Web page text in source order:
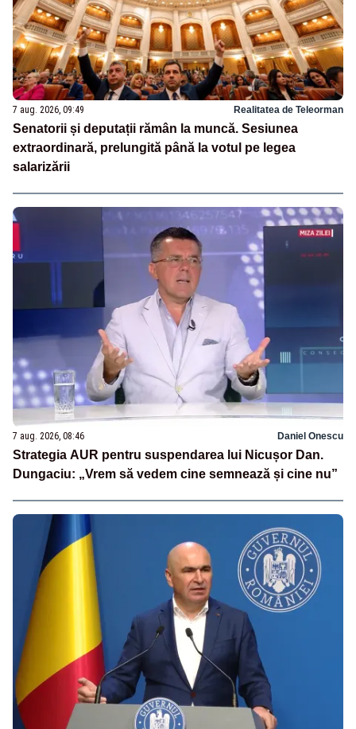
7 aug. 2026, 09:49 Realitatea de Teleorman
Senatorii și deputații rămân la muncă. Sesiunea
extraordinară, prelungită până la votul pe legea
salarizării
7 aug. 2026, 08:46 Daniel Onescu
Strategia AUR pentru suspendarea lui Nicușor Dan.
Dungaciu: „Vrem să vedem cine semnează și cine nu”